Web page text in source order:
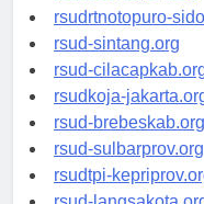
rsudksa-depok.org
rsudrtnotopuro-
rsud-sintang.org
rsud-
rsudkoja-jakarta.org
rsud-brebeskab.org
rsud-sulbarprov.org
rsudtpi-